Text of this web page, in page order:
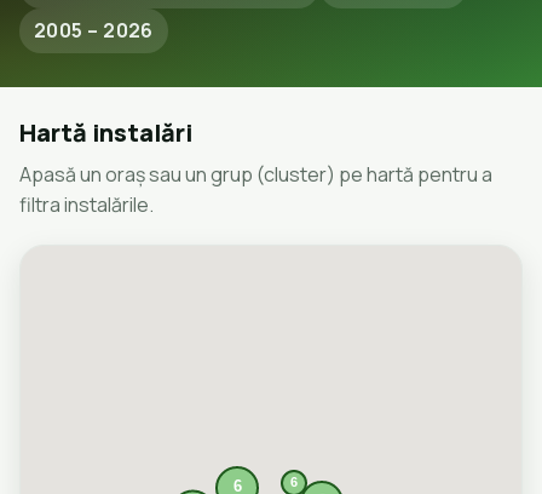
2005 – 2026
Hartă instalări
Apasă un oraș sau un grup (cluster) pe hartă pentru a
filtra instalările.